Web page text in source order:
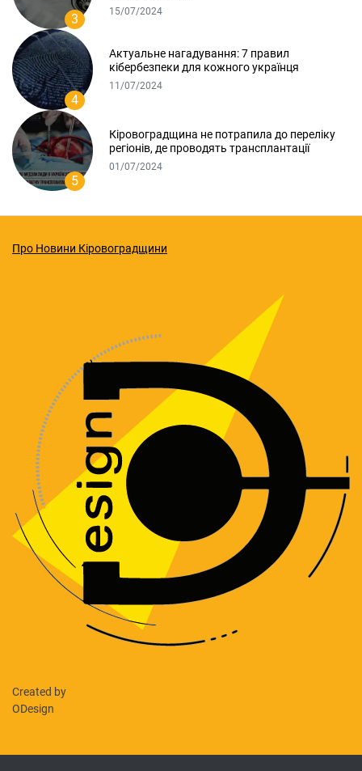
3 15/07/2024
4
Актуальне нагадування: 7 правил
кібербезпеки для кожного українця
11/07/2024
5
Кіровоградщина не потрапила до переліку
регіонів, де проводять трансплантації
01/07/2024
Про Новини Кіровоградщини
Created by
ODesign